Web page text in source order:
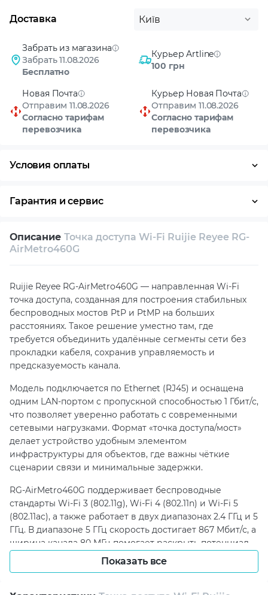
Доставка Київ
Забрать из магазина
Забрать 11.08.2026
Бесплатно
Курьер Artline
100 грн
Новая Почта
Отправим 11.08.2026
Согласно тарифам
перевозчика
Курьер Новая Почта
Отправим 11.08.2026
Согласно тарифам
перевозчика
Условия оплаты
Гарантия и сервис
Собственный сервисный центр
Описание Точка доступа Wi-Fi Ruijie Reyee RG-
AirMetro460G
Ruijie Reyee RG-AirMetro460G — направленная Wi-Fi
точка доступа, созданная для построения стабильных
беспроводных мостов PtP и PtMP на больших
расстояниях. Такое решение уместно там, где
требуется объединить удалённые сегменты сети без
прокладки кабеля, сохранив управляемость и
предсказуемость канала.
Модель подключается по Ethernet (RJ45) и оснащена
одним LAN-портом с пропускной способностью 1 Гбит/с,
что позволяет уверенно работать с современными
сетевыми нагрузками. Формат «точка доступа/мост»
делает устройство удобным элементом
инфраструктуры для объектов, где важны чёткие
сценарии связи и минимальные задержки.
RG-AirMetro460G поддерживает беспроводные
стандарты Wi-Fi 3 (802.11g), Wi-Fi 4 (802.11n) и Wi-Fi 5
(802.11ac), а также работает в двух диапазонах 2.4 ГГц и 5
ГГц. В диапазоне 5 ГГц скорость достигает 867 Мбит/с, а
ширина канала 80 МГц помогает раскрыть потенциал
связи при корректных условиях эфира.
усилением 23 dBi и углами раскрыва HPBW 9° по
Показать все